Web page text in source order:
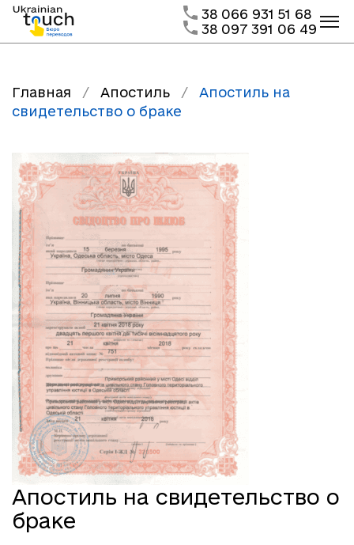
38 066 931 51 68
38 097 391 06 49
Главная / Апостиль /
Апостиль на
свидетельство о браке
Апостиль на свидетельство о
браке